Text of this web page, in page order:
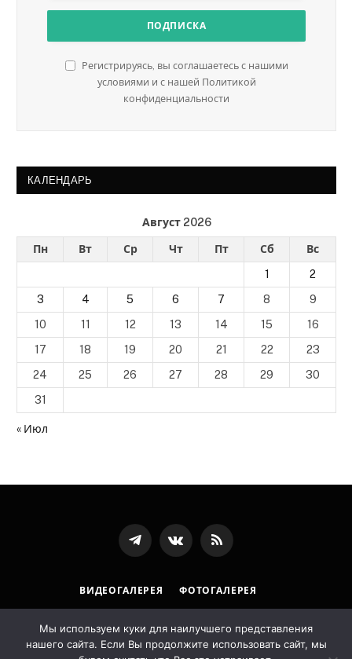
Регистрируясь, вы соглашаетесь с нашими
условиями и с нашей Политикой
конфиденциальности
КАЛЕНДАРЬ
Август 2026
Пн Вт Ср Чт Пт Сб
Вс
1
2
3
4 5 6 7 8
9
10
11 12 13 14 15
16
17
18 19 20 21 22
23
24
25 26 27 28 29
30
31
« Июл
ТелеграммВКонтактеRSS-
ВИДЕОГАЛЕРЕЯ ФОТОГАЛЕРЕЯ
© 2026 Государственная архивная служба Республики
Мы используем куки для наилучшего представления
нашего сайта. Если Вы продолжите использовать сайт, мы